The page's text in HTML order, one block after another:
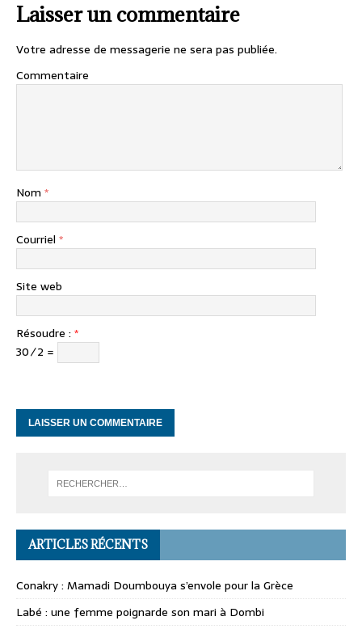
Laisser un commentaire
Votre adresse de messagerie ne sera pas publiée.
Commentaire
Nom *
Courriel *
Site web
Résoudre : *
30 ⁄ 2 =
ARTICLES RÉCENTS
Conakry : Mamadi Doumbouya s’envole pour la Grèce
Labé : une femme poignarde son mari à Dombi